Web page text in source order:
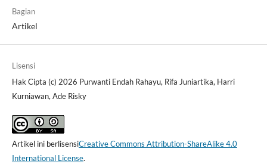
Bagian
Artikel
Lisensi
Hak Cipta (c) 2026 Purwanti Endah Rahayu, Rifa Juniartika, Harri
Kurniawan, Ade Risky
Artikel ini berlisensiCreative Commons Attribution-ShareAlike 4.0
International License.